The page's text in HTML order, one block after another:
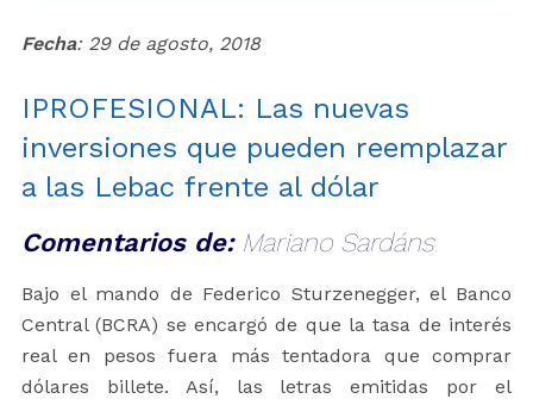
Fecha: 29 de agosto, 2018
IPROFESIONAL: Las nuevas
inversiones que pueden reemplazar
a las Lebac frente al dólar
Comentarios de:Mariano Sardáns
Bajo el mando de Federico Sturzenegger, el Banco
Central (BCRA) se encargó de que la tasa de interés
real en pesos fuera más tentadora que comprar
dólares billete. Así, las letras emitidas por el